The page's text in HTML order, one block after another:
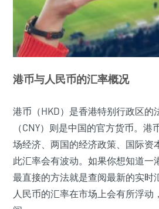
港币与人民币的汇率概况
港币（HKD）是香港特别行政区的
（CNY）则是中国的官方货币。
场经济、两国的经济政策、国际资
此汇率会有波动。如果你想知道一
最直接的方法就是查阅最新的实时
人民币的汇率在市场上会有所浮动